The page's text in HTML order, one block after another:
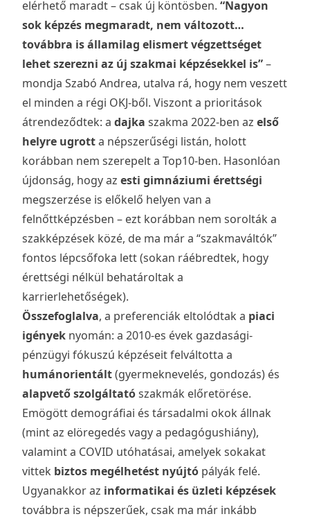
elérhető maradt – csak új köntösben. “Nagyon
sok képzés megmaradt, nem változott…
továbbra is államilag elismert végzettséget
lehet szerezni az új szakmai képzésekkel is”–
mondja Szabó Andrea, utalva rá, hogy nem veszett
el minden a régi OKJ-ből. Viszont a prioritások
átrendeződtek: a dajka szakma 2022-ben az első
helyre ugrotta népszerűségi listán, holott
korábban nem szerepelt a Top10-ben. Hasonlóan
újdonság, hogy az esti gimnáziumi érettségi
megszerzése is előkelő helyen van a
felnőttképzésben – ezt korábban nem sorolták a
szakképzések közé, de ma már a “szakmaváltók”
fontos lépcsőfoka lett (sokan ráébredtek, hogy
érettségi nélkül behatároltak a
karrierlehetőségek).
Összefoglalva, a preferenciák eltolódtak a piaci
igények nyomán: a 2010-es évek gazdasági-
pénzügyi fókuszú képzéseit felváltotta a
humánorientált(gyermeknevelés, gondozás) és
alapvető szolgáltatószakmák előretörése.
Emögött demográfiai és társadalmi okok állnak
(mint az elöregedés vagy a pedagógushiány),
valamint a COVID utóhatásai, amelyek sokakat
vittek biztos megélhetést nyújtó pályák felé.
Ugyanakkor az informatikai és üzleti képzések
továbbra is népszerűek, csak ma már inkább